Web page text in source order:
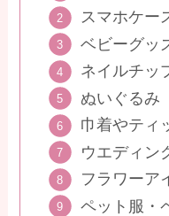
スマホケー
ベビーグッ
ネイルチッ
ぬいぐるみ
巾着やティ
ウエディン
フラワーア
ペット服・